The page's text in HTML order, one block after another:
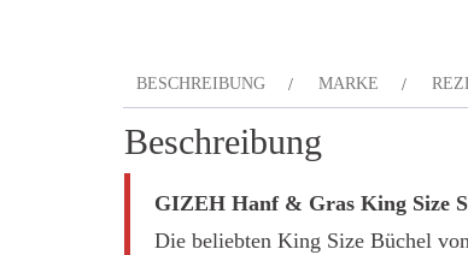
BESCHREIBUNG MARKE
Beschreibung
GIZEH Hanf & Gras King Size
Die beliebten King Size Büchel